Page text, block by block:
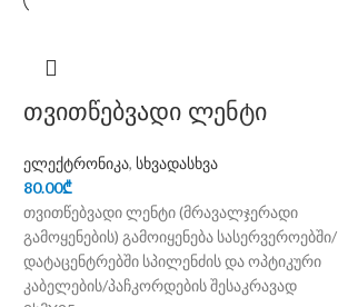
თვითწებვადი ლენტი
ელექტრონიკა, სხვადასხვა
80.00₾
თვითწებვადი ლენტი (მრავალჯერადი
გამოყენების) გამოიყენება სასერვეროებში/
დატაცენტრებში სპილენძის და ოპტიკური
კაბელების/პაჩკორდების შესაკრავად